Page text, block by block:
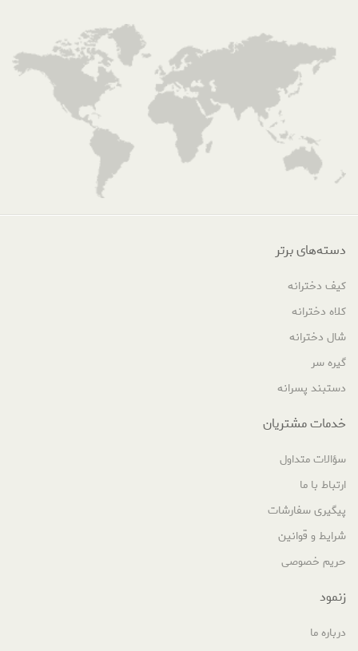
دسته‌های برتر
کیف دخترانه
کلاه دخترانه
شال دخترانه
گیره سر
دستبند پسرانه
خدمات مشتریان
سؤالات متداول
ارتباط با ما
پیگیری سفارشات
شرایط و قوانین
حریم خصوصی
زنمود
درباره ما